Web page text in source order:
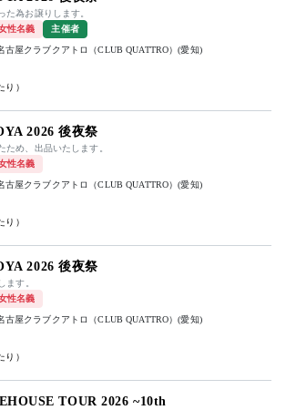
た為お譲りします。
性名義 主催者
古屋クラブクアトロ（CLUB QUATTRO）(愛知)
り）
2026 後夜祭
ため、出品いたします。
性名義
古屋クラブクアトロ（CLUB QUATTRO）(愛知)
り）
2026 後夜祭
ます。
性名義
古屋クラブクアトロ（CLUB QUATTRO）(愛知)
り）
TOUR 2026 ~10th